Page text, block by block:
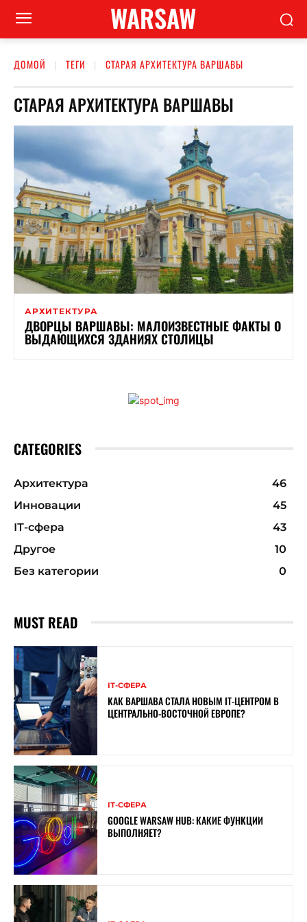
WARSAW
ДОМОЙ ТЕГИ СТАРАЯ АРХИТЕКТУРА ВАРШАВЫ
СТАРАЯ АРХИТЕКТУРА ВАРШАВЫ
АРХИТЕКТУРА
ДВОРЦЫ ВАРШАВЫ: МАЛОИЗВЕСТНЫЕ ФАКТЫ О
ВЫДАЮЩИХСЯ ЗДАНИЯХ СТОЛИЦЫ
CATEGORIES
Архитектура
46
Инновации
45
ІТ-сфера
43
Другое
10
Без категории
0
MUST READ
ІТ-СФЕРА
КАК ВАРШАВА СТАЛА НОВЫМ IT-ЦЕНТРОМ В
ЦЕНТРАЛЬНО-ВОСТОЧНОЙ ЕВРОПЕ?
ІТ-СФЕРА
GOOGLE WARSAW HUB: КАКИЕ ФУНКЦИИ
ВЫПОЛНЯЕТ?